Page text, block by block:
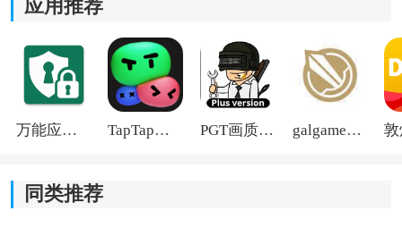
应用推荐
万能应用隐藏 TapTap国际版2026 PGT画质助手旧版 galgame游戏盒子2026
同类推荐